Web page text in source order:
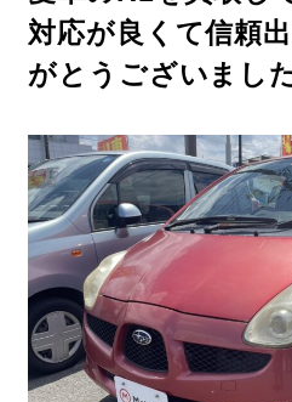
対応が良くて信頼
がとうございました